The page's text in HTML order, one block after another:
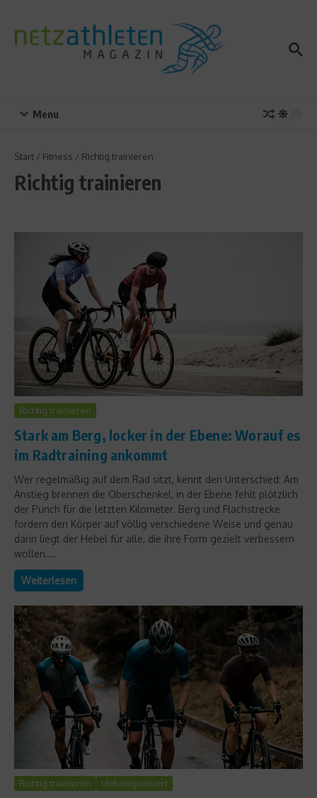
Menu
Start / Fitness / Richtig trainieren
Richtig trainieren
Richtig trainieren
Stark am Berg, locker in der Ebene: Worauf es
im Radtraining ankommt
Wer regelmäßig auf dem Rad sitzt, kennt den Unterschied: Am
Anstieg brennen die Oberschenkel, in der Ebene fehlt plötzlich
der Punch für die letzten Kilometer. Berg und Flachstrecke
fordern den Körper auf völlig verschiedene Weise und genau
darin liegt der Hebel für alle, die ihre Form gezielt verbessern
wollen....
Weiterlesen
Richtig trainieren Unkategorisiert